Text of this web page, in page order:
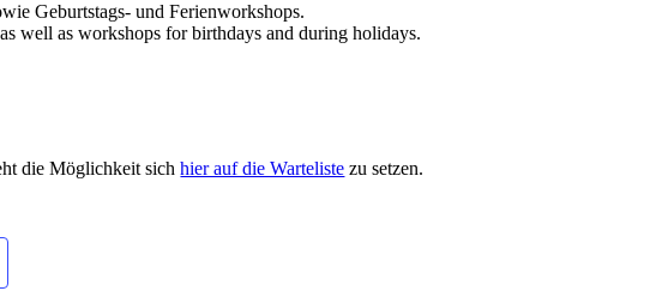
Geburtstags- und Ferienworkshops.
well as workshops for birthdays and during holidays.
die Möglichkeit sichhier auf die Warteliste zu setzen.